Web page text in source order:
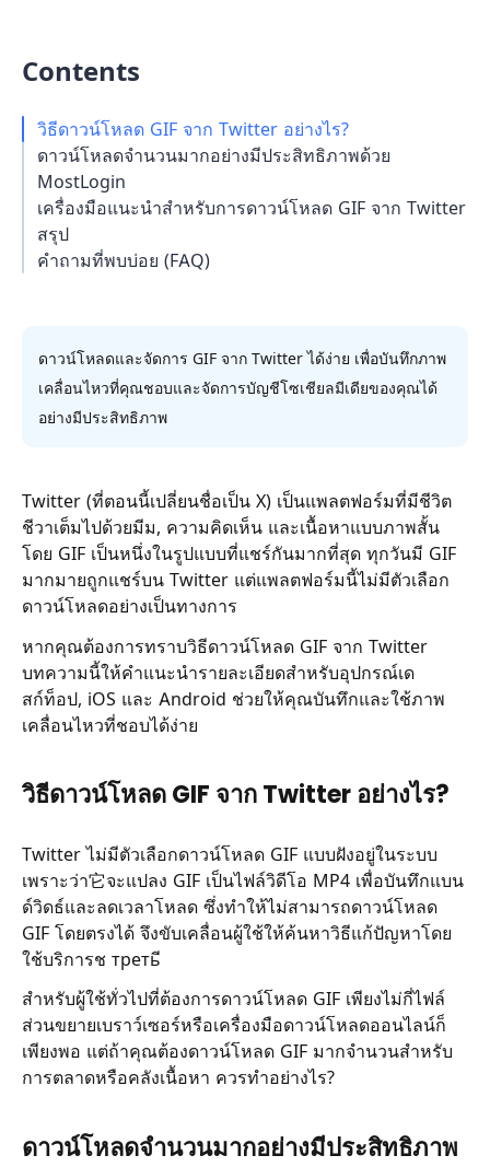
Contents
วิธีดาวน์โหลด GIF จาก Twitter อย่างไร?
ดาวน์โหลดจำนวนมากอย่างมีประสิทธิภาพด้วย
MostLogin
เครื่องมือแนะนำสำหรับการดาวน์โหลด GIF จาก Twitter
สรุป
คำถามที่พบบ่อย (FAQ)
ดาวน์โหลดและจัดการ GIF จาก Twitter ได้ง่าย เพื่อบันทึกภาพ
เคลื่อนไหวที่คุณชอบและจัดการบัญชีโซเชียลมีเดียของคุณได้
อย่างมีประสิทธิภาพ
Twitter (ที่ตอนนี้เปลี่ยนชื่อเป็น X) เป็นแพลตฟอร์มที่มีชีวิต
ชีวาเต็มไปด้วยมีม, ความคิดเห็น และเนื้อหาแบบภาพสั้น
โดย GIF เป็นหนึ่งในรูปแบบที่แชร์กันมากที่สุด ทุกวันมี GIF
มากมายถูกแชร์บน Twitter แต่แพลตฟอร์มนี้ไม่มีตัวเลือก
ดาวน์โหลดอย่างเป็นทางการ
หากคุณต้องการทราบวิธีดาวน์โหลด GIF จาก Twitter
บทความนี้ให้คำแนะนำรายละเอียดสำหรับอุปกรณ์เด
สก์ท็อป, iOS และ Android ช่วยให้คุณบันทึกและใช้ภาพ
เคลื่อนไหวที่ชอบได้ง่าย
วิธีดาวน์โหลด GIF จาก Twitter อย่างไร?
Twitter ไม่มีตัวเลือกดาวน์โหลด GIF แบบฝังอยู่ในระบบ
เพราะว่า它จะแปลง GIF เป็นไฟล์วิดีโอ MP4 เพื่อบันทึกแบน
ด์วิดธ์และลดเวลาโหลด ซึ่งทำให้ไม่สามารถดาวน์โหลด
GIF โดยตรงได้ จึงขับเคลื่อนผู้ใช้ให้ค้นหาวิธีแก้ปัญหาโดย
ใช้บริการช третьี
สำหรับผู้ใช้ทั่วไปที่ต้องการดาวน์โหลด GIF เพียงไม่กี่ไฟล์
ส่วนขยายเบราว์เซอร์หรือเครื่องมือดาวน์โหลดออนไลน์ก็
เพียงพอ แต่ถ้าคุณต้องดาวน์โหลด GIF มากจำนวนสำหรับ
การตลาดหรือคลังเนื้อหา ควรทำอย่างไร?
ดาวน์โหลดจำนวนมากอย่างมีประสิทธิภาพ